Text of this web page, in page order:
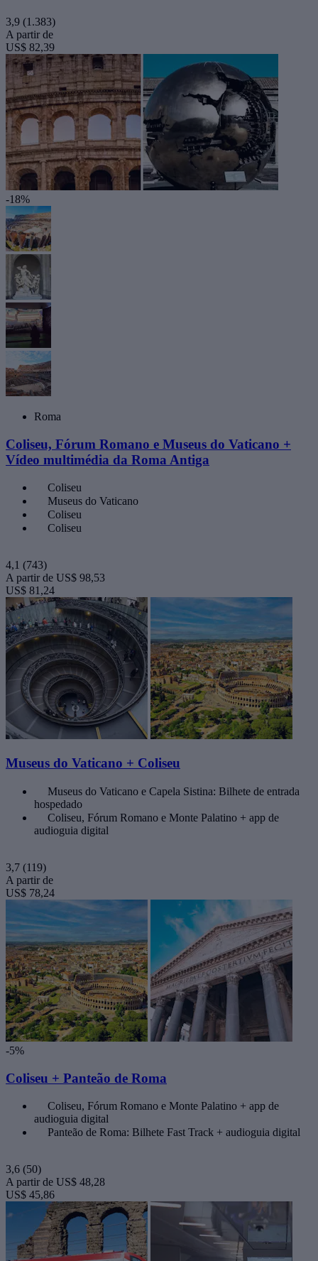
3,9 (1.383)
A partir de
US$ 82,39
-18%
Roma
Coliseu, Fórum Romano e Museus do Vaticano +
Vídeo multimédia da Roma Antiga
Coliseu
Museus do Vaticano
Coliseu
Coliseu
4,1 (743)
A partir de US$ 98,53
US$ 81,24
Museus do Vaticano + Coliseu
Museus do Vaticano e Capela Sistina: Bilhete de entrada
hospedado
Coliseu, Fórum Romano e Monte Palatino + app de
audioguia digital
3,7 (119)
A partir de
US$ 78,24
-5%
Coliseu + Panteão de Roma
Coliseu, Fórum Romano e Monte Palatino + app de
audioguia digital
Panteão de Roma: Bilhete Fast Track + audioguia digital
3,6 (50)
A partir de US$ 48,28
US$ 45,86